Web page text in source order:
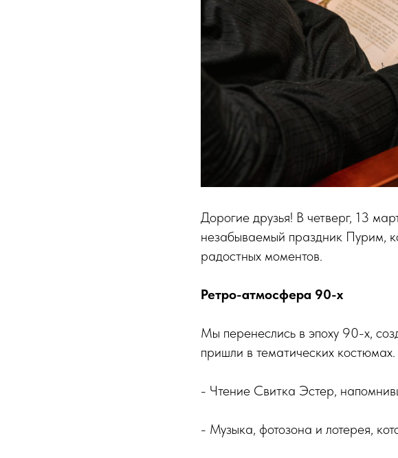
Дорогие друзья! В четверг, 13
незабываемый праздник Пурим,
радостных моментов.
Ретро-атмосфера 90-х
Мы перенеслись в эпоху 90-х,
пришли в тематических
- Чтение Свитка Эстер,
- Музыка, фотозона и лотерея,